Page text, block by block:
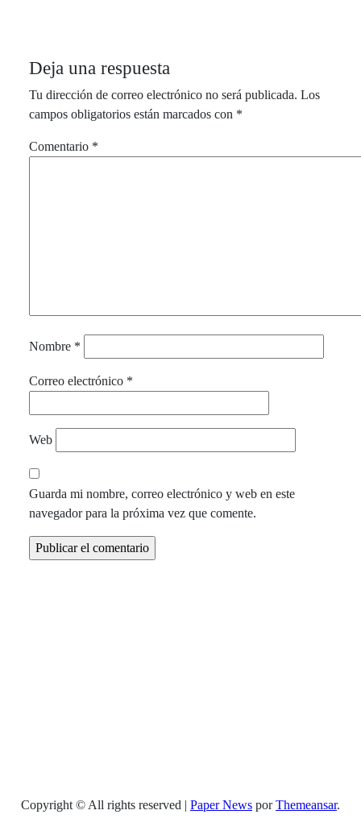
Deja una respuesta
Tu dirección de correo electrónico no será publicada. Los
campos obligatorios están marcados con *
Comentario *
Nombre *
Correo electrónico *
Web
Guarda mi nombre, correo electrónico y web en este
navegador para la próxima vez que comente.
Copyright © All rights reserved | Paper News porThemeansar.